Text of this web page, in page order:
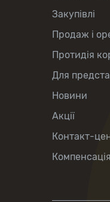
Закупівлі
Продаж і
Протидія
Для
Новини
Акції
Контакт-